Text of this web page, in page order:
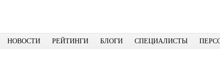
НОВОСТИ РЕЙТИНГИ БЛОГИ СПЕЦИАЛИСТЫ